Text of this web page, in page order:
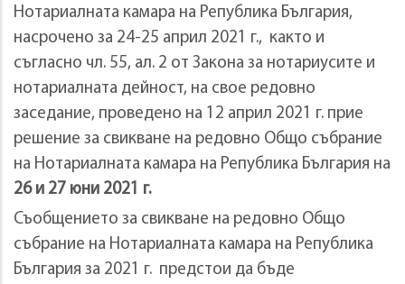
Нотариалната камара на Република България,
насрочено за 24-25 април 2021 г., както и
съгласно чл. 55, ал. 2 от Закона за нотариусите и
нотариалната дейност, на свое редовно
заседание, проведено на 12 април 2021 г. прие
решение за свикване на редовно Общо събрание
на Нотариалната камара на Република България на
26 и 27 юни 2021 г.
Съобщението за свикване на редовно Общо
събрание на Нотариалната камара на Република
България за 2021 г. предстои да бъде